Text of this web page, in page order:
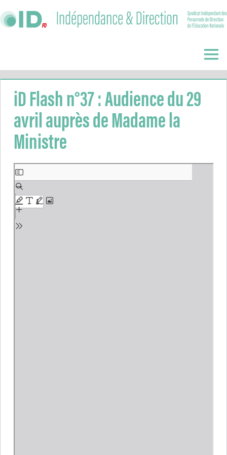
to
Direction
Menu
iD Flash n°37 : Audience du 29
avril auprès de Madame la
Ministre
Aller
au
contenu
PDF